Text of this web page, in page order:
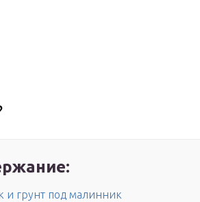
и грунт под малинник